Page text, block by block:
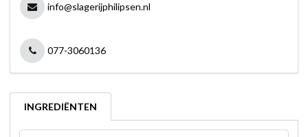
info@slagerijphilipsen.nl
077-3060136
INGREDIËNTEN